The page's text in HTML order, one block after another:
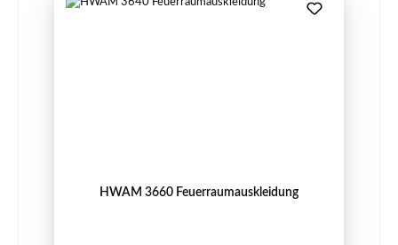
HWAM 3660 Feuerraumauskleidung